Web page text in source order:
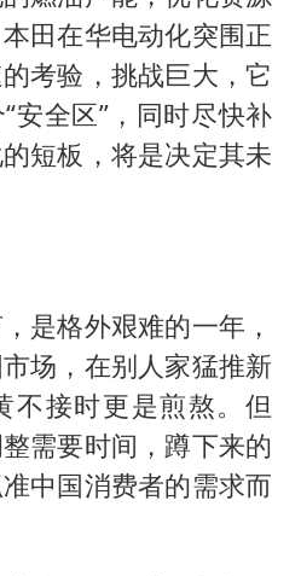
田在华电动化突围正
考验，挑战巨大，它
安全区”，同时尽快补
短板，将是决定其未
是格外艰难的一年，
场，在别人家猛推新
不接时更是煎熬。但
需要时间，蹲下来的
中国消费者的需求而